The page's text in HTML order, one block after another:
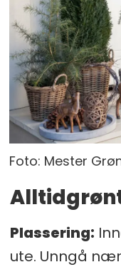
Foto: Mester
Plassering:
ute. Unngå